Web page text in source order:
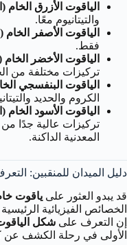
الياقوت الأزرق الخام
والتيتانيوم معًا.
الياقوت الأصفر الخام
فقط.
الياقوت الأخضر
تركيزات مختلفة من
الياقوت البنفسجي
الكروم والحديد
الياقوت الأسود الخام
تركيزات عالية جدًا من
المعدنية الداكنة.
دليل الميدان للمنقبين:
قد يبدو العثور على ياقوت
الخصائص الفيزيائية
إن التعرف على شكل
الأولى في رحلة الكشف عن